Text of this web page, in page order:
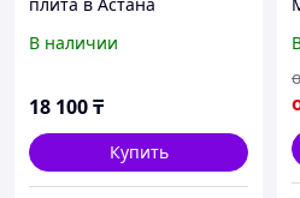
В наличии
18 100₸
Купить